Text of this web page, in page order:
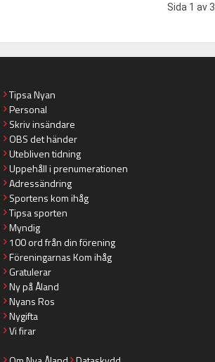
Sida 1 av 3
Tipsa Nyan
Personal
Skriv insändare
OBS det händer
Utebliven tidning
Uppehåll i prenumerationen
Adressändring
Sportens kom ihåg
Tipsa sporten
Myndig
100 ord från din förening
Föreningarnas Kom ihåg
Gratulerar
Ny på Åland
Nyans Ros
Nygifta
Vi firar